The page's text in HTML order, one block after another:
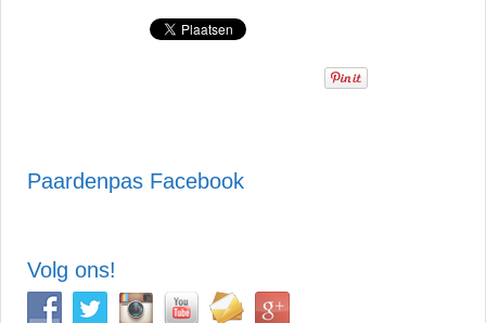
Paardenpas Facebook
Volg ons!